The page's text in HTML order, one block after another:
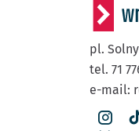
pl.
tel. 71
e-mail: